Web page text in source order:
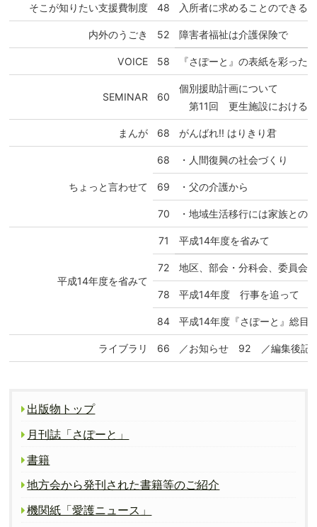
そこが知りたい支援費制度 48 入所者に求めることのできる
内外のうごき 52 障害者福祉は介護保険で
VOICE 58 『さぽーと』の表紙を彩った
SEMINAR 60
個別援助計画について
第11回 更生施設における
まんが 68 がんばれ!! はりきり君
ちょっと言わせて
68 ・人間復興の社会づくり
69 ・父の介護から
70 ・地域生活移行には家族との
平成14年度を省みて
71 平成14年度を省みて
72 地区、部会・分科会、委員会
78 平成14年度 行事を追って
84 平成14年度『さぽーと』総目
ライブラリ 66 ／お知らせ 92 ／編集後
出版物トップ
月刊誌「さぽーと」
書籍
地方会から発刊された書籍等のご紹介
機関紙「愛護ニュース」